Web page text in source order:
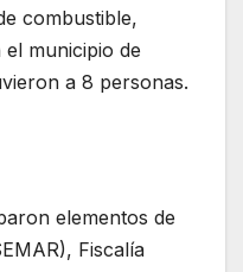
combustible,
municipio de
a 8 personas.
elementos de
Fiscalía